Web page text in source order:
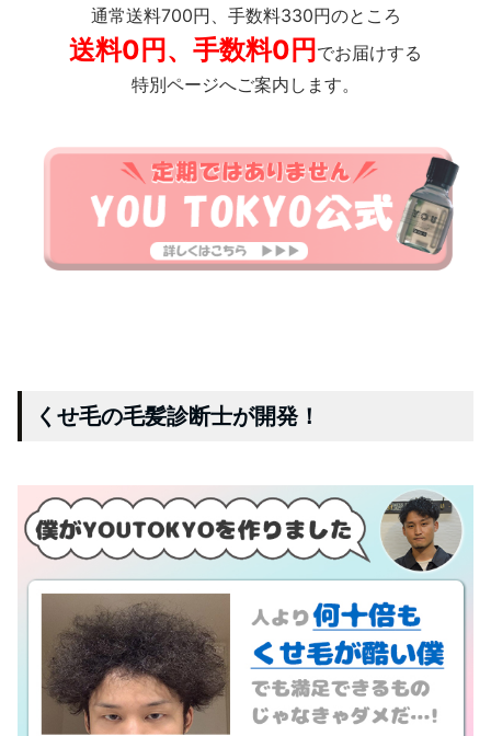
通常送料700円、手数料330円のところ
送料0円、手数料0円 でお届けする
特別ページへご案内します。
くせ毛の毛髪診断士が開発！